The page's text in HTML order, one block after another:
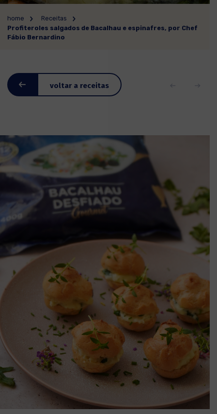
home
Receitas
Profiteroles salgados de Bacalhau e espinafres, por Chef
Fábio Bernardino
voltar a receitas